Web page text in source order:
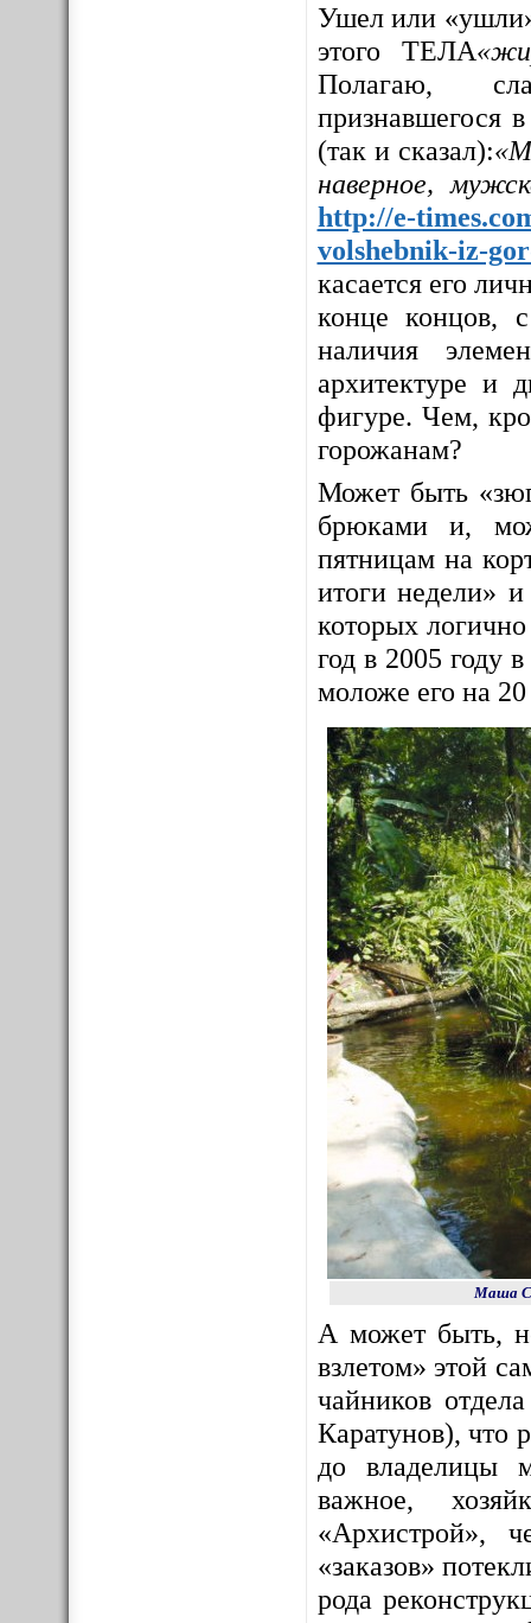
Ушел или
этого ТЕЛА
Полагаю,
признавшегося
(так и сказал):
наверное,
http://e-
volshebnik-iz-
касается его
конце концов,
наличия
архитектуре и
фигуре. Чем,
горожанам?
Может быть
брюками и,
пятницам на
итоги недели»
которых
год в 2005 году
моложе его на 20
Маша
А может быть,
взлетом» этой
чайников
Каратунов), что
до владелицы
важное,
«Архистрой»,
«заказов»
рода